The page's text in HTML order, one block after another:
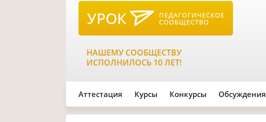
УРОК ПЕДАГОГИЧЕСКОЕ
СООБЩЕСТВО
НАШЕМУ СООБЩЕСТВУ
ИСПОЛНИЛОСЬ 10 ЛЕТ!
Аттестация Курсы Конкурсы Обсуждения